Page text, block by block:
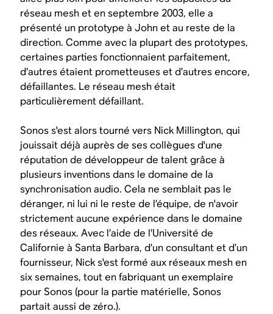
réseau mesh et en septembre 2003, elle a
présenté un prototype à John et au reste de la
direction. Comme avec la plupart des prototypes,
certaines parties fonctionnaient parfaitement,
d’autres étaient prometteuses et d’autres encore,
défaillantes. Le réseau mesh était
particulièrement défaillant.
Sonos s'est alors tourné vers Nick Millington, qui
jouissait déjà auprès de ses collègues d'une
réputation de développeur de talent grâce à
plusieurs inventions dans le domaine de la
synchronisation audio. Cela ne semblait pas le
déranger, ni lui ni le reste de l’équipe, de n'avoir
strictement aucune expérience dans le domaine
des réseaux. Avec l’aide de l’Université de
Californie à Santa Barbara, d’un consultant et d’un
fournisseur, Nick s'est formé aux réseaux mesh en
six semaines, tout en fabriquant un exemplaire
pour Sonos (pour la partie matérielle, Sonos
partait aussi de zéro.).